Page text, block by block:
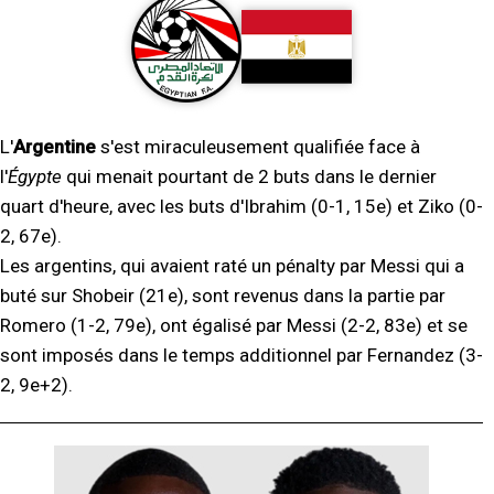
L'Argentine s'est miraculeusement qualifiée face à
l'Égypte qui menait pourtant de 2 buts dans le dernier
quart d'heure, avec les buts d'Ibrahim (0-1, 15e) et Ziko (0-
2, 67e).
Les argentins, qui avaient raté un pénalty par Messi qui a
buté sur Shobeir (21e), sont revenus dans la partie par
Romero (1-2, 79e), ont égalisé par Messi (2-2, 83e) et se
sont imposés dans le temps additionnel par Fernandez (3-
2, 9e+2).